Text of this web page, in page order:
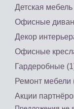
Детская мебель
Офисные
Декор
Офисные
Гардеробные
Ремонт мебели
Акции